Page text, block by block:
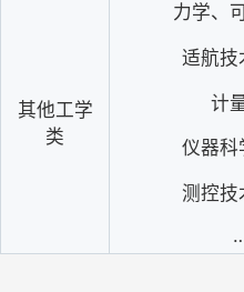
其他工学
类
力学、
适航技
计
仪器科
测控技